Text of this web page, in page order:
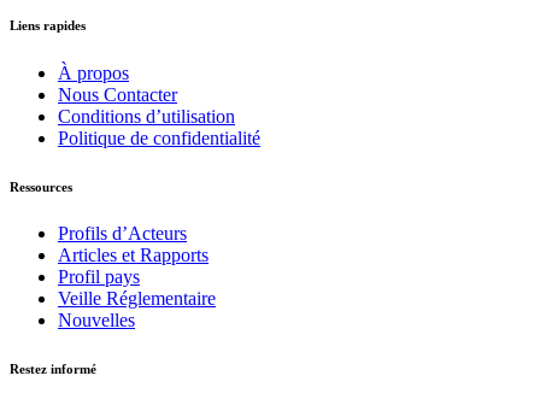
Liens rapides
À propos
Nous Contacter
Conditions d’utilisation
Politique de confidentialité
Ressources
Profils d’Acteurs
Articles et Rapports
Profil pays
Veille Réglementaire
Nouvelles
Restez informé